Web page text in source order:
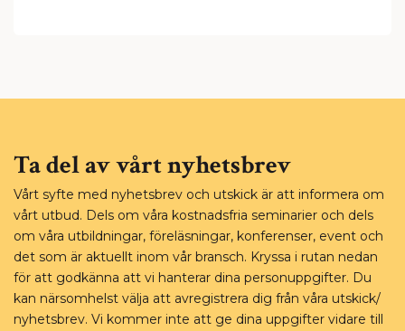
Ta del av vårt nyhetsbrev
Vårt syfte med nyhetsbrev och utskick är att informera om
vårt utbud. Dels om våra kostnadsfria seminarier och dels
om våra utbildningar, föreläsningar, konferenser, event och
det som är aktuellt inom vår bransch. Kryssa i rutan nedan
för att godkänna att vi hanterar dina personuppgifter. Du
kan närsomhelst välja att avregistrera dig från våra utskick/
nyhetsbrev. Vi kommer inte att ge dina uppgifter vidare till